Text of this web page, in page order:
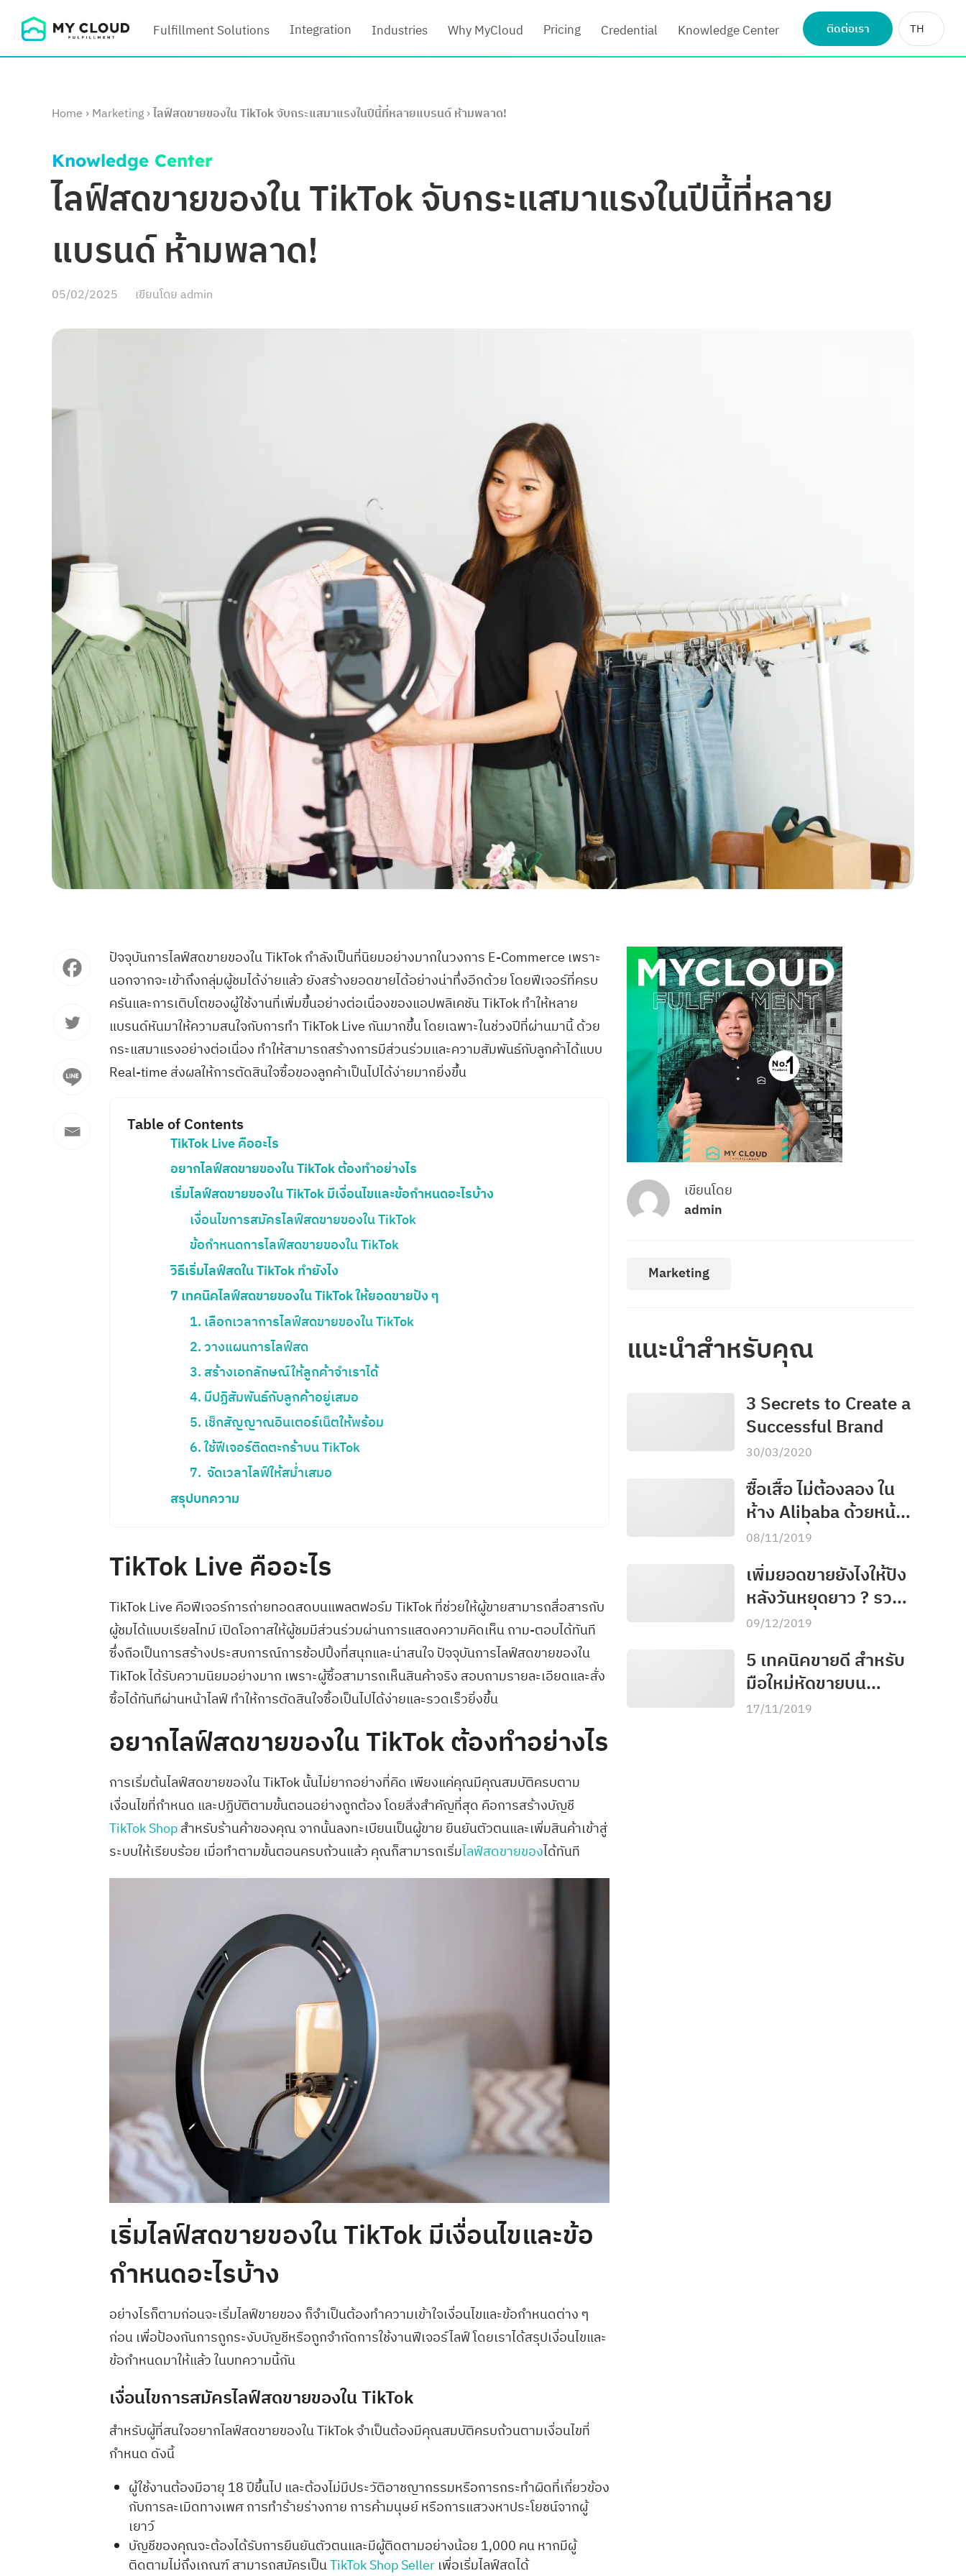
content
Fulfillment Solutions Integration Industries Why MyCloud Pricing Credential Knowledge Center ติดต่อเรา TH
Search
for:
Home ›Marketing›ไลฟ์สดขายของใน TikTok จับกระแสมาแรงในปีนี้ที่หลายแบรนด์ ห้ามพลาด!
Knowledge Center
ไลฟ์สดขายของใน TikTok จับกระแสมาแรงในปีนี้ที่หลาย
แบรนด์ ห้ามพลาด!
05/02/2025 เขียนโดยadmin
ปัจจุบันการไลฟ์สดขายของใน TikTok กำลังเป็นที่นิยมอย่างมากในวงการ E-Commerce เพราะ
นอกจากจะเข้าถึงกลุ่มผู้ชมได้ง่ายแล้ว ยังสร้างยอดขายได้อย่างน่าทึ่งอีกด้วย โดยฟีเจอร์ที่ครบ
ครันและการเติบโตของผู้ใช้งานที่เพิ่มขึ้นอย่างต่อเนื่องของแอปพลิเคชัน TikTok ทำให้หลาย
แบรนด์หันมาให้ความสนใจกับการทำ TikTok Live กันมากขึ้น โดยเฉพาะในช่วงปีที่ผ่านมานี้ ด้วย
กระแสมาแรงอย่างต่อเนื่อง ทำให้สามารถสร้างการมีส่วนร่วมและความสัมพันธ์กับลูกค้าได้แบบ
Real-time ส่งผลให้การตัดสินใจซื้อของลูกค้าเป็นไปได้ง่ายมากยิ่งขึ้น
Table of Contents
TikTok Live คืออะไร
อยากไลฟ์สดขายของใน TikTok ต้องทำอย่างไร
เริ่มไลฟ์สดขายของใน TikTok มีเงื่อนไขและข้อกำหนดอะไรบ้าง
เงื่อนไขการสมัครไลฟ์สดขายของใน TikTok
ข้อกำหนดการไลฟ์สดขายของใน TikTok
วิธีเริ่มไลฟ์สดใน TikTok ทำยังไง
7 เทคนิคไลฟ์สดขายของใน TikTok ให้ยอดขายปัง ๆ
1. เลือกเวลาการไลฟ์สดขายของใน TikTok
2. วางแผนการไลฟ์สด
3. สร้างเอกลักษณ์ให้ลูกค้าจำเราได้
4. มีปฏิสัมพันธ์กับลูกค้าอยู่เสมอ
5. เช็กสัญญาณอินเตอร์เน็ตให้พร้อม
6. ใช้ฟีเจอร์ติดตะกร้าบน TikTok
7. จัดเวลาไลฟ์ให้สม่ำเสมอ
สรุปบทความ
TikTok Live คืออะไร
TikTok Live คือฟีเจอร์การถ่ายทอดสดบนแพลตฟอร์ม TikTok ที่ช่วยให้ผู้ขายสามารถสื่อสารกับ
ผู้ชมได้แบบเรียลไทม์ เปิดโอกาสให้ผู้ชมมีส่วนร่วมผ่านการแสดงความคิดเห็น ถาม-ตอบได้ทันที
ซึ่งถือเป็นการสร้างประสบการณ์การช้อปปิ้งที่สนุกและน่าสนใจ ปัจจุบันการไลฟ์สดขายของใน
TikTok ได้รับความนิยมอย่างมาก เพราะผู้ซื้อสามารถเห็นสินค้าจริง สอบถามรายละเอียดและสั่ง
ซื้อได้ทันทีผ่านหน้าไลฟ์ ทำให้การตัดสินใจซื้อเป็นไปได้ง่ายและรวดเร็วยิ่งขึ้น
อยากไลฟ์สดขายของใน TikTok ต้องทำอย่างไร
การเริ่มต้นไลฟ์สดขายของใน TikTok นั้นไม่ยากอย่างที่คิด เพียงแค่คุณมีคุณสมบัติครบตาม
เงื่อนไขที่กำหนด และปฏิบัติตามขั้นตอนอย่างถูกต้อง โดยสิ่งสำคัญที่สุด คือการสร้างบัญชี
TikTok Shopสำหรับร้านค้าของคุณ จากนั้นลงทะเบียนเป็นผู้ขาย ยืนยันตัวตนและเพิ่มสินค้าเข้าสู่
ระบบให้เรียบร้อย เมื่อทำตามขั้นตอนครบถ้วนแล้ว คุณก็สามารถเริ่มไลฟ์สดขายของได้ทันที
เริ่มไลฟ์สดขายของใน TikTok มีเงื่อนไขและข้อ
กำหนดอะไรบ้าง
อย่างไรก็ตามก่อนจะเริ่มไลฟ์ขายของ ก็จำเป็นต้องทำความเข้าใจเงื่อนไขและข้อกำหนดต่าง ๆ
ก่อน เพื่อป้องกันการถูกระงับบัญชีหรือถูกจำกัดการใช้งานฟีเจอร์ไลฟ์ โดยเราได้สรุปเงื่อนไขและ
ข้อกำหนดมาให้แล้ว ในบทความนี้กัน
เงื่อนไขการสมัครไลฟ์สดขายของใน TikTok
สำหรับผู้ที่สนใจอยากไลฟ์สดขายของใน TikTok จำเป็นต้องมีคุณสมบัติครบถ้วนตามเงื่อนไขที่
กำหนด ดังนี้
ผู้ใช้งานต้องมีอายุ 18 ปีขึ้นไป และต้องไม่มีประวัติอาชญากรรมหรือการกระทำผิดที่เกี่ยวข้อง
กับการละเมิดทางเพศ การทำร้ายร่างกาย การค้ามนุษย์ หรือการแสวงหาประโยชน์จากผู้
เยาว์
บัญชีของคุณจะต้องได้รับการยืนยันตัวตนและมีผู้ติดตามอย่างน้อย 1,000 คน หากมีผู้
ติดตามไม่ถึงเกณฑ์ สามารถสมัครเป็นTikTok Shop Seller เพื่อเริ่มไลฟ์สดได้
เขียนโดย
admin
Marketing
แนะนำสำหรับคุณ
3 Secrets to Create a
Successful Brand
30/03/2020
ซื้อเสื้อ ไม่ต้องลอง ใน
ห้าง Alibaba ด้วยหน้า
จอลองเสื้อ
08/11/2019
เพิ่มยอดขายยังไงให้ปัง
หลังวันหยุดยาว ? รวม
เทคนิคง่าย ๆ มาแนะนำ
09/12/2019
5 เทคนิคขายดี สำหรับ
มือใหม่หัดขายบน
Lazada –
17/11/2019